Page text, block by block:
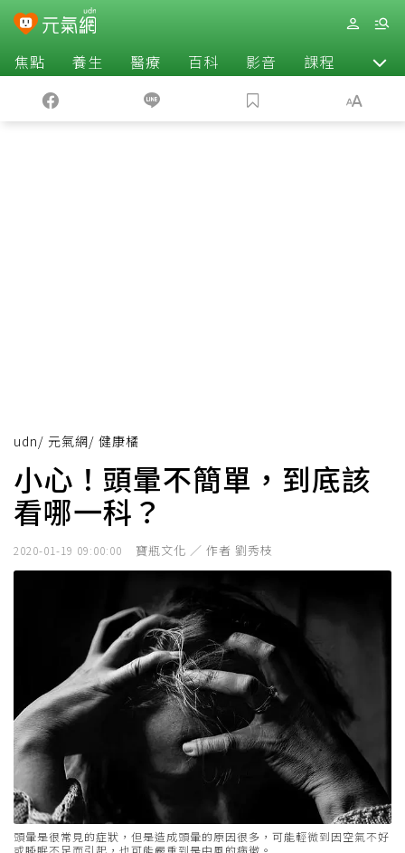
焦點 養生 醫療 百科 影音 課程 退休
udn/ 元氣網/ 健康橘
小心！頭暈不簡單，到底該
看哪一科？
2020-01-19 09:00:00 寶瓶文化 ／ 作者 劉秀枝
頭暈是很常見的症狀，但是造成頭暈的原因很多，可能輕微到因空氣不好
或睡眠不足而引起，也可能嚴重到是中風的病徵。